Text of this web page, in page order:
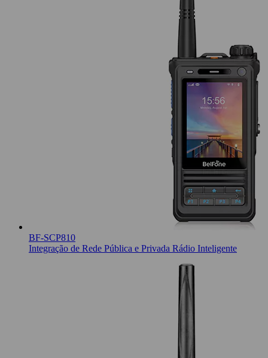
BF-SCP810
Integração de Rede Pública e Privada Rádio Inteligente